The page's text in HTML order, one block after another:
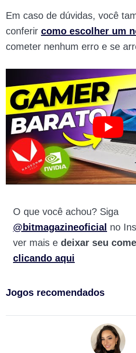
Em caso de dúvidas, você
conferir como escolher um
cometer nenhum erro e se
O que você achou? Siga
@bitmagazineoficial no
ver mais e deixar seu
clicando aqui
Jogos recomendados